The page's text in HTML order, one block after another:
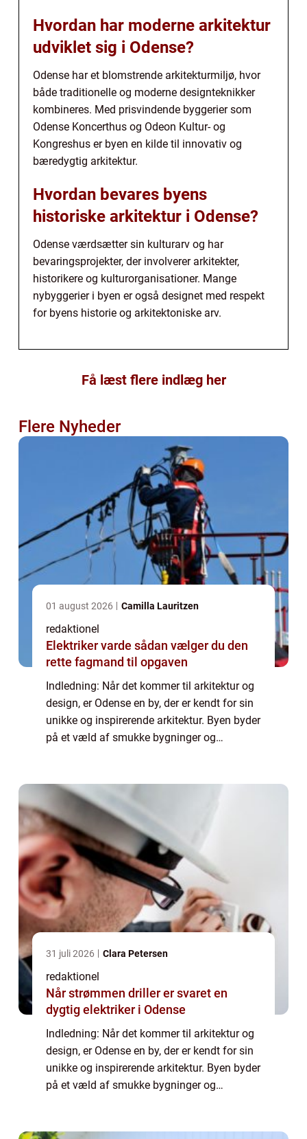
Hvordan har moderne arkitektur
udviklet sig i Odense?
Odense har et blomstrende arkitekturmiljø, hvor
både traditionelle og moderne designteknikker
kombineres. Med prisvindende byggerier som
Odense Koncerthus og Odeon Kultur- og
Kongreshus er byen en kilde til innovativ og
bæredygtig arkitektur.
Hvordan bevares byens
historiske arkitektur i Odense?
Odense værdsætter sin kulturarv og har
bevaringsprojekter, der involverer arkitekter,
historikere og kulturorganisationer. Mange
nybyggerier i byen er også designet med respekt
for byens historie og arkitektoniske arv.
Få læst flere indlæg her
Flere Nyheder
01 august 2026 Camilla Lauritzen
redaktionel
Elektriker varde sådan vælger du den
rette fagmand til opgaven
Indledning: Når det kommer til arkitektur og
design, er Odense en by, der er kendt for sin
unikke og inspirerende arkitektur. Byen byder
på et væld af smukke bygninger og
31 juli 2026 Clara Petersen
redaktionel
Når strømmen driller er svaret en
dygtig elektriker i Odense
Indledning: Når det kommer til arkitektur og
design, er Odense en by, der er kendt for sin
unikke og inspirerende arkitektur. Byen byder
på et væld af smukke bygninger og